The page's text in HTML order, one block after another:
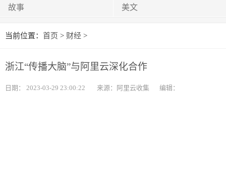
故事 美文
当前位置： 首页 > 财经 >
浙江“传播大脑”与阿里云深化合作
日期： 2023-03-29 23:00:22 来源：阿里云收集 编辑：